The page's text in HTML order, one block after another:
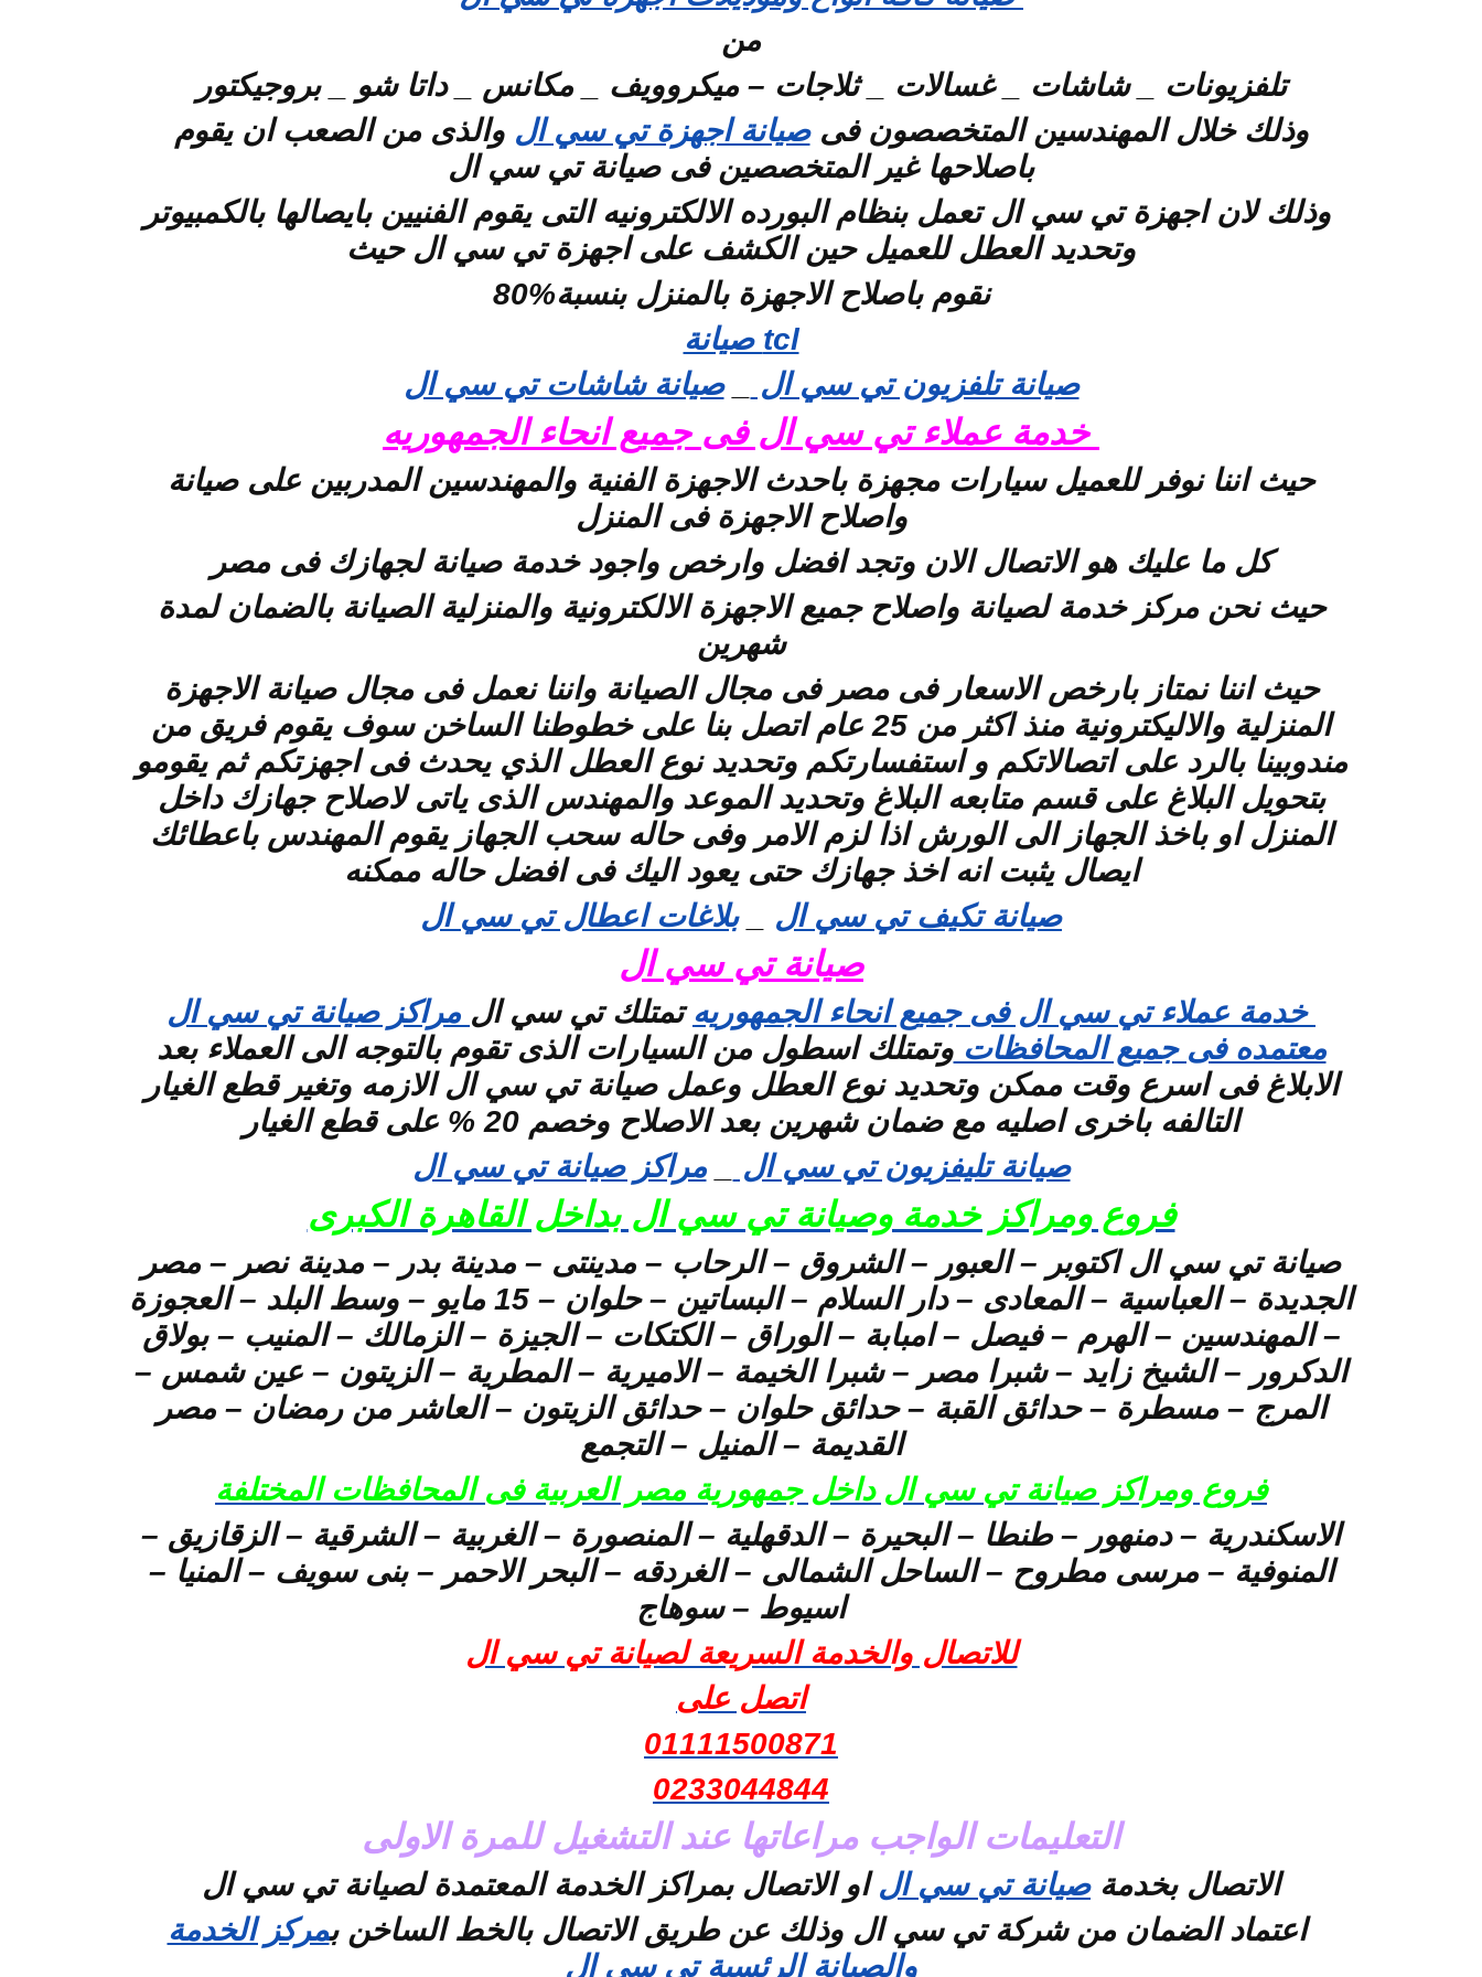
من
تلفزيونات _ شاشات _ غسالات _ ثلاجات – ميكروويف _ مكانس _ داتا شو _ بروجيكتور
وذلك خلال المهندسين المتخصصون فىصيانة اجهزة تي سي ال والذى من الصعب ان يقوم
باصلاحها غير المتخصصين فى صيانة تي سي ال
وذلك لان اجهزة تي سي ال تعمل بنظام البورده الالكترونيه التى يقوم الفنيين بايصالها بالكمبيوتر
وتحديد العطل للعميل حين الكشف على اجهزة تي سي ال حيث
نقوم باصلاح الاجهزة بالمنزل بنسبة%80
tcl صيانة
صيانة تلفزيون تي سي ال
_صيانة شاشات تي سي ال
خدمة عملاء تي سي ال فى جميع انحاء الجمهوريه
حيث اننا نوفر للعميل سيارات مجهزة باحدث الاجهزة الفنية والمهندسين المدربين على صيانة
واصلاح الاجهزة فى المنزل
كل ما عليك هو الاتصال الان وتجد افضل وارخص واجود خدمة صيانة لجهازك فى مصر
حيث نحن مركز خدمة لصيانة واصلاح جميع الاجهزة الالكترونية والمنزلية الصيانة بالضمان لمدة
شهرين
حيث اننا نمتاز بارخص الاسعار فى مصر فى مجال الصيانة واننا نعمل فى مجال صيانة الاجهزة
المنزلية والاليكترونية منذ اكثر من 25 عام اتصل بنا على خطوطنا الساخن سوف يقوم فريق من
مندوبينا بالرد على اتصالاتكم و استفسارتكم وتحديد نوع العطل الذي يحدث فى اجهزتكم ثم يقومو
بتحويل البلاغ على قسم متابعه البلاغ وتحديد الموعد والمهندس الذى ياتى لاصلاح جهازك داخل
المنزل او باخذ الجهاز الى الورش اذا لزم الامر وفى حاله سحب الجهاز يقوم المهندس باعطائك
ايصال يثبت انه اخذ جهازك حتى يعود اليك فى افضل حاله ممكنه
صيانة تكيف تي سي ال _بلاغات اعطال تي سي ال
صيانة تي سي ال
خدمة عملاء تي سي ال فى جميع انحاء الجمهوريه تمتلك تي سي ال مراكز صيانة تي سي ال
معتمده فى جميع المحافظاتوتمتلك اسطول من السيارات الذى تقوم بالتوجه الى العملاء بعد
الابلاغ فى اسرع وقت ممكن وتحديد نوع العطل وعمل صيانة تي سي ال الازمه وتغير قطع الغيار
التالفه باخرى اصليه مع ضمان شهرين بعد الاصلاح وخصم 20 % على قطع الغيار
صيانة تليفزيون تي سي ال
_مراكز صيانة تي سي ال
فروع ومراكز خدمة وصيانة تي سي ال بداخل القاهرة الكبرى
صيانة تي سي ال اكتوبر – العبور – الشروق – الرحاب – مدينتى – مدينة بدر – مدينة نصر – مصر
الجديدة – العباسية – المعادى – دار السلام – البساتين – حلوان – 15 مايو – وسط البلد – العجوزة
– المهندسين – الهرم – فيصل – امبابة – الوراق – الكتكات – الجيزة – الزمالك – المنيب – بولاق
الدكرور – الشيخ زايد – شبرا مصر – شبرا الخيمة – الاميرية – المطرية – الزيتون – عين شمس –
المرج – مسطرة – حدائق القبة – حدائق حلوان – حدائق الزيتون – العاشر من رمضان – مصر
القديمة – المنيل – التجمع
فروع ومراكز صيانة تي سي ال داخل جمهورية مصر العربية فى المحافظات المختلفة
الاسكندرية – دمنهور – طنطا – البحيرة – الدقهلية – المنصورة – الغربية – الشرقية – الزقازيق –
المنوفية – مرسى مطروح – الساحل الشمالى – الغردقه – البحر الاحمر – بنى سويف – المنيا –
اسيوط – سوهاج
للاتصال والخدمة السريعة لصيانة تي سي ال
اتصل على
01111500871
0233044844
التعليمات الواجب مراعاتها عند التشغيل للمرة الاولى
الاتصال بخدمةصيانة تي سي الاو الاتصال بمراكز الخدمة المعتمدة لصيانة تي سي ال
اعتماد الضمان من شركة تي سي ال وذلك عن طريق الاتصال بالخط الساخنبمركز الخدمة
والصيانة الرئسية تي سي ال